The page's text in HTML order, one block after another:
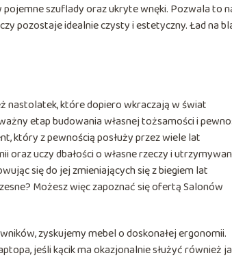
szuflady oraz ukryte wnęki. Pozwala to
pozostaje idealnie czysty i estetyczny. Ład na
nastolatek, które dopiero wkraczają w świat
etap budowania własnej tożsamości i
który z pewnością posłuży przez wiele lat
uczy dbałości o własne rzeczy i
się do jej zmieniających się z biegiem lat
Możesz więc zapoznać się ofertą Salonów
zyskujemy mebel o doskonałej ergonomii.
jeśli kącik ma okazjonalnie służyć również